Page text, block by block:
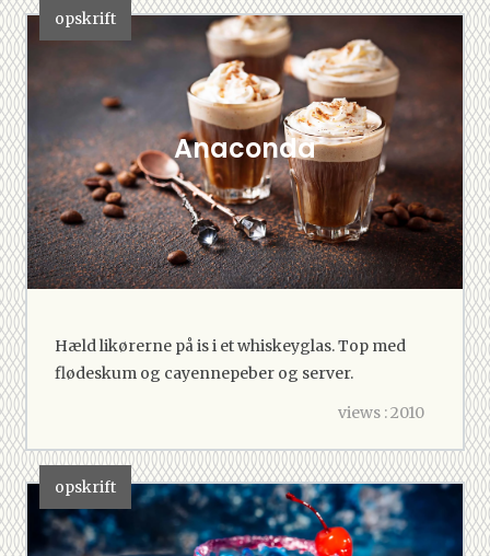
opskrift
Anaconda
Hæld likørerne på is i et whiskeyglas. Top med
flødeskum og cayennepeber og server.
views : 2010
opskrift